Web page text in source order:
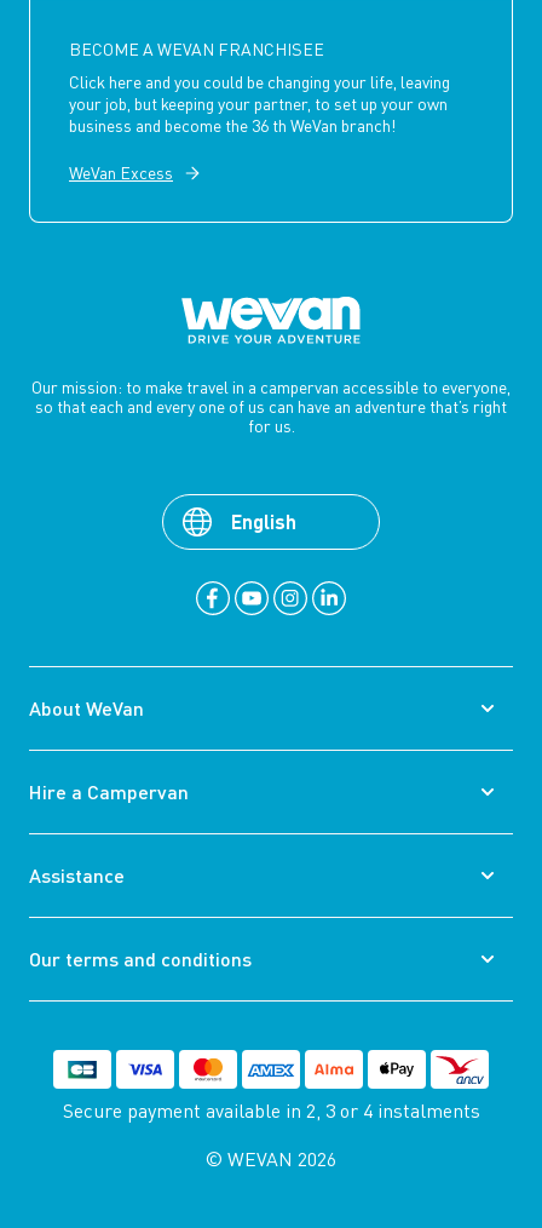
BECOME A WEVAN FRANCHISEE
Click here and you could be changing your life, leaving
your job, but keeping your partner, to set up your own
business and become the 36 th WeVan branch!
WeVan Excess
Our mission: to make travel in a campervan accessible to everyone,
so that each and every one of us can have an adventure that’s right
for us.
About WeVan
Hire a Campervan
Assistance
Our terms and conditions
English
Secure payment available in 2, 3 or 4 instalments
© WEVAN 2026